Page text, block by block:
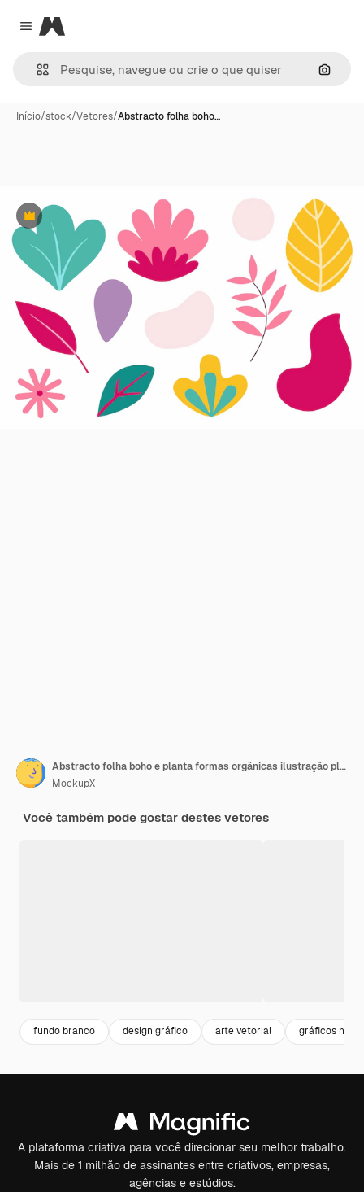
Close menu
Magnific
Início/stock/Vetores/Abstracto folha boho…
Premium
Abstracto folha boho e planta formas orgânicas ilustração plana em fundo branco
MockupX
Você também pode gostar destes vetores
fundo branco design gráfico arte vetorial gráficos
A plataforma criativa para você direcionar seu melhor trabalho.
Mais de 1 milhão de assinantes entre criativos, empresas,
agências e estúdios.